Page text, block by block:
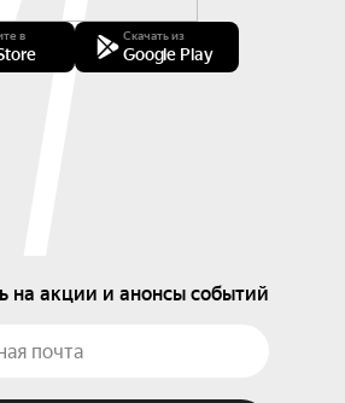
в Скачать из
Google Play
на акции и анонсы событий